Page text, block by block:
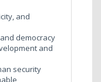
and
democracy
and
security